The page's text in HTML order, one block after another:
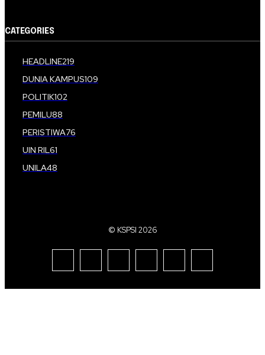
CATEGORIES
HEADLINE219
DUNIA KAMPUS109
POLITIK102
PEMILU88
PERISTIWA76
UIN RIL61
UNILA48
© KSPSI 2026